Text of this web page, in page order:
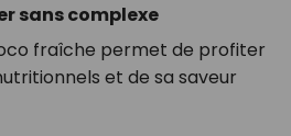
sans complexe
fraîche permet de profiter
et de sa saveur